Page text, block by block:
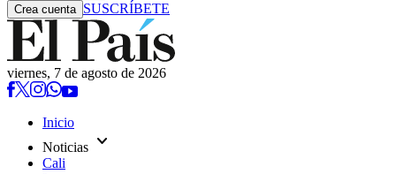
Crea cuenta SUSCRÍBETE
viernes, 7 de agosto de 2026
Inicio
Noticias expand_more
Cali